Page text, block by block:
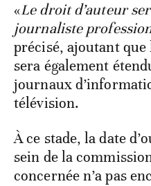
«Le droit d’auteur
journaliste
précisé, ajoutant
sera également
journaux
télévision.
À ce stade, la date
sein de la
concernée n’a pas